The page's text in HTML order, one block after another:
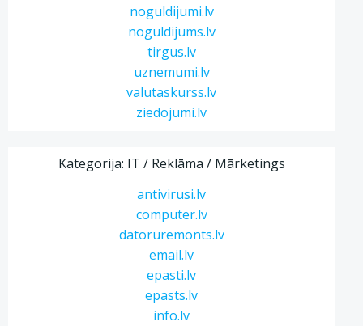
noguldijumi.lv
noguldijums.lv
tirgus.lv
uznemumi.lv
valutaskurss.lv
ziedojumi.lv
Kategorija: IT / Reklāma / Mārketings
antivirusi.lv
computer.lv
datoruremonts.lv
email.lv
epasti.lv
epasts.lv
info.lv